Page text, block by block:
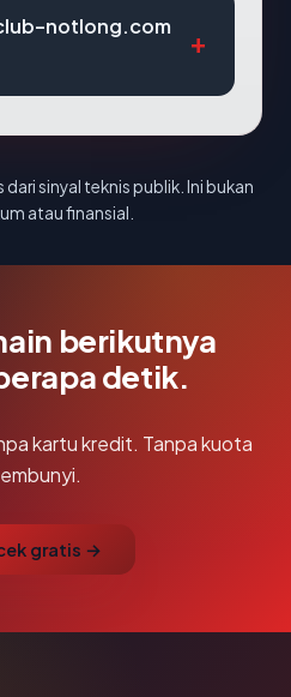
notlong.com
sinyal teknis publik. Ini bukan
atau finansial.
berikutnya
detik.
kartu kredit. Tanpa kuota
gratis →